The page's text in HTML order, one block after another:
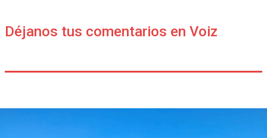
Déjanos tus comentarios en Voiz